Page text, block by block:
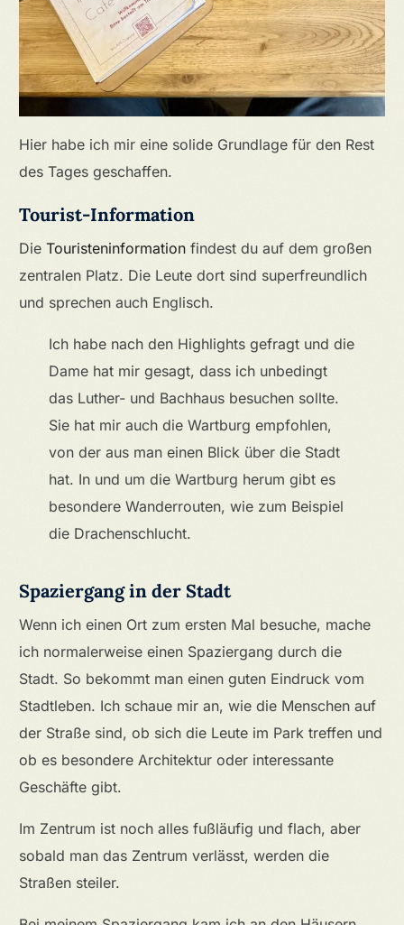
Hier habe ich mir eine solide Grundlage für den Rest
des Tages geschaffen.
Tourist-Information
DieTouristeninformation findest du auf dem großen
zentralen Platz. Die Leute dort sind superfreundlich
und sprechen auch Englisch.
Ich habe nach den Highlights gefragt und die
Dame hat mir gesagt, dass ich unbedingt
das Luther- und Bachhaus besuchen sollte.
Sie hat mir auch die Wartburg empfohlen,
von der aus man einen Blick über die Stadt
hat. In und um die Wartburg herum gibt es
besondere Wanderrouten, wie zum Beispiel
die Drachenschlucht.
Spaziergang in der Stadt
Wenn ich einen Ort zum ersten Mal besuche, mache
ich normalerweise einen Spaziergang durch die
Stadt. So bekommt man einen guten Eindruck vom
Stadtleben. Ich schaue mir an, wie die Menschen auf
der Straße sind, ob sich die Leute im Park treffen und
ob es besondere Architektur oder interessante
Geschäfte gibt.
Im Zentrum ist noch alles fußläufig und flach, aber
sobald man das Zentrum verlässt, werden die
Straßen steiler.